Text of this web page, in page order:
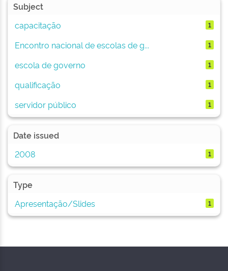
Subject
capacitação
1
Encontro nacional de escolas de g... 1
escola de governo 1
qualificação 1
servidor público 1
Date issued
2008
1
Type
Apresentação/Slides
1